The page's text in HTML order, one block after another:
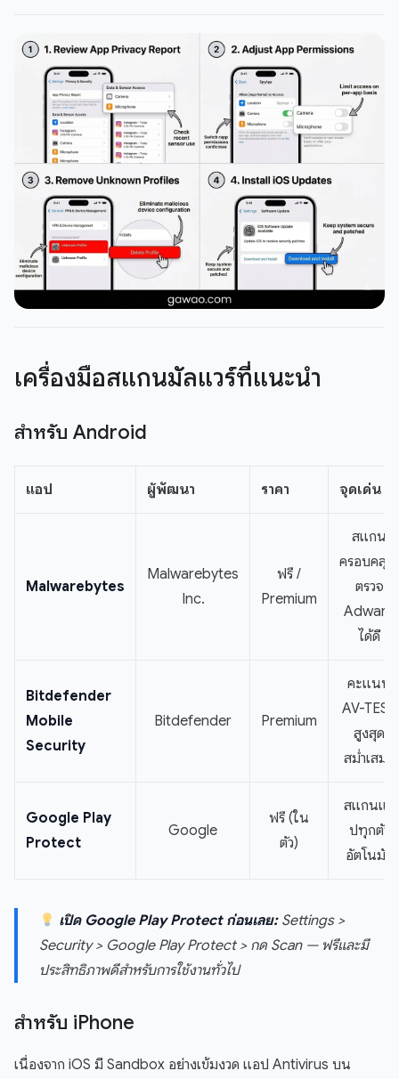
เครื่องมือสแกนมัลแวร์ที่แนะนำ
สำหรับ Android
แอป ผู้พัฒนา ราคา จุดเด่น
Malwarebytes
Malwarebytes
Inc.
ฟรี /
Premium
สแกน
ครอบคลุม,
ตรวจ
Adware
ได้ดี
Bitdefender
Mobile
Security
Bitdefender Premium
คะแนน
AV-TEST
สูงสุด
สม่ำเสมอ
Google Play
Protect
Google
ฟรี (ใน
ตัว)
สแกนแอ
ปทุกตัว
อัตโนมัติ
เปิด Google Play Protect ก่อนเลย:Settings >
Security > Google Play Protect > กด Scan — ฟรีและมี
ประสิทธิภาพดีสำหรับการใช้งานทั่วไป
สำหรับ iPhone
เนื่องจาก iOS มี Sandbox อย่างเข้มงวด แอป Antivirus บน